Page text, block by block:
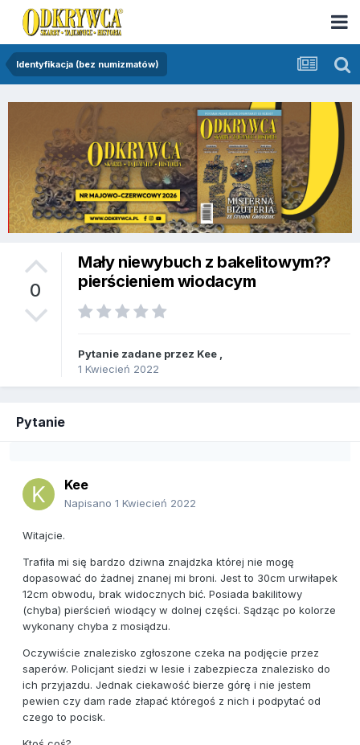
Identyfikacja (bez numizmatów)
0
Mały niewybuch z bakelitowym??
pierścieniem wiodacym
Pytanie zadane przez Kee
1 Kwiecień 2022
Pytanie
Kee
Napisano 1 Kwiecień 2022
Witajcie.
Trafiła mi się bardzo dziwna znajdzka której nie mogę
dopasować do żadnej znanej mi broni. Jest to 30cm urwiłapek
12cm obwodu, brak widocznych bić. Posiada bakilitowy
(chyba) pierścień wiodący w dolnej części. Sądząc po kolorze
wykonany chyba z mosiądzu.
Oczywiście znalezisko zgłoszone czeka na podjęcie przez
saperów. Policjant siedzi w lesie i zabezpiecza znalezisko do
ich przyjazdu. Jednak ciekawość bierze górę i nie jestem
pewien czy dam rade złapać któregoś z nich i podpytać od
czego to pocisk.